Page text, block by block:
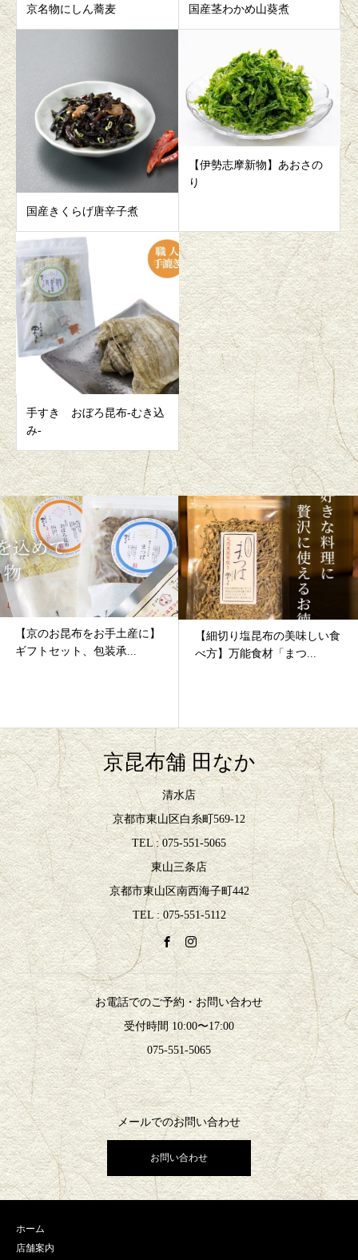
京名物にしん蕎麦 国産茎わかめ山葵煮
国産きくらげ唐辛子煮
【伊勢志摩新物】あおさの
り
手すき おぼろ昆布-むき込
み-
【細切り塩昆布の美味しい食
べ方】万能食材「まつ...
【京の本格懐石をご自宅で】
受付はじまりました！
京昆布舗 田なか
清水店
京都市東山区白糸町569-12
TEL : 075-551-5065
東山三条店
京都市東山区南西海子町442
TEL : 075-551-5112
お電話でのご予約・お問い合わせ
受付時間 10:00〜17:00
075-551-5065
メールでのお問い合わせ
お問い合わせ
ホーム
店舗案内